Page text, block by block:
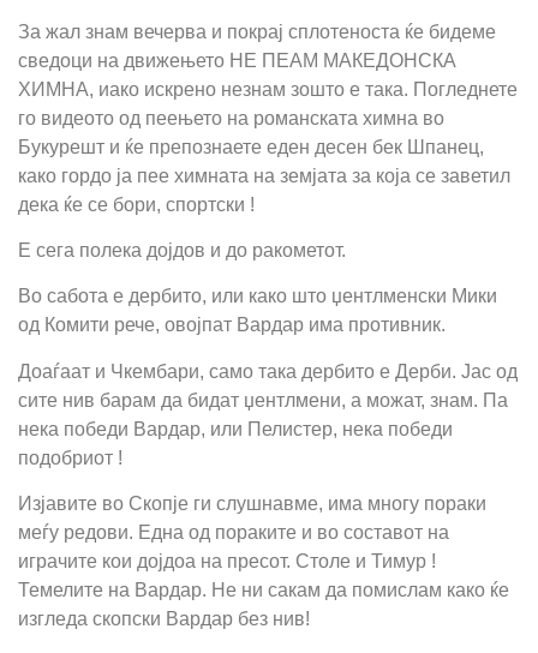
За жал знам вечерва и покрај сплотеноста ќе бидеме
сведоци на движењето НЕ ПЕАМ МАКЕДОНСКА
ХИМНА, иако искрено незнам зошто е така. Погледнете
го видеото од пеењето на романската химна во
Букурешт и ќе препознаете еден десен бек Шпанец,
како гордо ја пее химната на земјата за која се заветил
дека ќе се бори, спортски !
Е сега полека дојдов и до ракометот.
Во сабота е дербито, или како што џентлменски Мики
од Комити рече, овојпат Вардар има противник.
Доаѓаат и Чкембари, само така дербито е Дерби. Јас од
сите нив барам да бидат џентлмени, а можат, знам. Па
нека победи Вардар, или Пелистер, нека победи
подобриот !
Изјавите во Скопје ги слушнавме, има многу пораки
меѓу редови. Една од пораките и во составот на
играчите кои дојдоа на пресот. Столе и Тимур !
Темелите на Вардар. Не ни сакам да помислам како ќе
изгледа скопски Вардар без нив!